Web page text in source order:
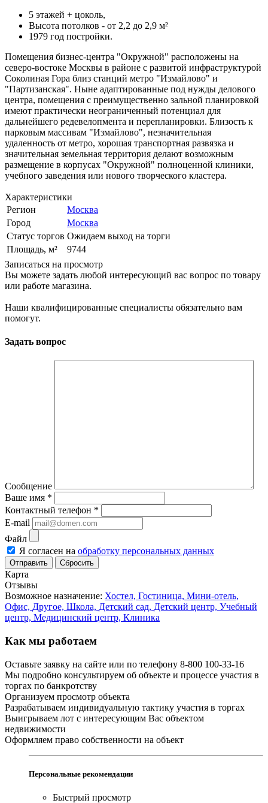
5 этажей + цоколь,
Высота потолков - от 2,2 до 2,9 м²
1979 год постройки.
Помещения бизнес-центра "Окружной" расположены на
северо-востоке Москвы в районе с развитой инфраструктурой
Соколиная Гора близ станций метро "Измайлово" и
"Партизанская". Ныне адаптированные под нужды делового
центра, помещения с преимущественно зальной планировкой
имеют практически неограниченный потенциал для
дальнейшего редевелопмента и перепланировки. Близость к
парковым массивам "Измайлово", незначительная
удаленность от метро, хорошая транспортная развязка и
значительная земельная территория делают возможным
размещение в корпусах "Окружной" полноценной клиники,
учебного заведения или нового творческого кластера.
Характеристики
Регион
Москва
Город
Москва
Статус торгов Ожидаем выход на торги
Площадь, м²
9744
Записаться на просмотр
Вы можете задать любой интересующий вас вопрос по товару
или работе магазина.
Наши квалифицированные специалисты обязательно вам
помогут.
Задать вопрос
Сообщение
Ваше имя *
Контактный телефон *
E-mail
Файл
Я согласен на обработку персональных данных
Сбросить
Карта
Отзывы
Возможное назначение: Хостел, Гостиница, Мини-отель,
Офис, Другое, Школа, Детский сад, Детский центр, Учебный
центр, Медицинский центр, Клиника
Как мы работаем
Оставьте заявку на сайте или по телефону 8-800 100-33-16
Мы подробно консультируем об объекте и процессе участия в
торгах по банкротству
Организуем просмотр объекта
Разрабатываем индивидуальную тактику участия в торгах
Выигрываем лот с интересующим Вас объектом
недвижимости
Оформляем право собственности на объект
Персональные рекомендации
Быстрый просмотр